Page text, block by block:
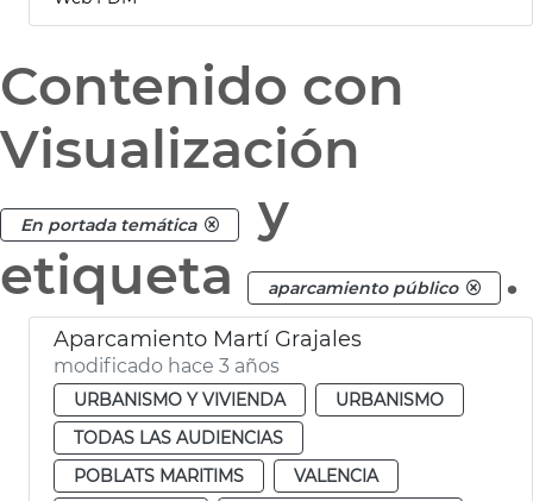
Contenido con
Visualización
En portada temática
y
etiqueta
aparcamiento público .
Aparcamiento Martí Grajales
modificado hace 3 años
URBANISMO Y VIVIENDA
URBANISMO
TODAS LAS AUDIENCIAS
POBLATS MARITIMS
VALENCIA